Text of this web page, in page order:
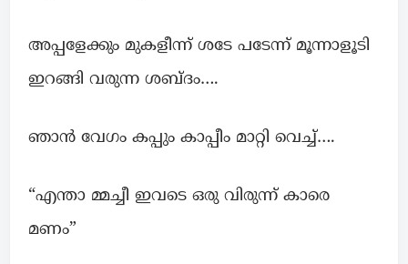
അപ്പളേക്കും മുകളീന്ന് ശടേ പടേന്ന് മൂന്നാളൂടി
ഇറങ്ങി വരുന്ന ശബ്ദം….
ഞാൻ വേഗം കപ്പും കാപ്പീം മാറ്റി വെച്ച്….
“എന്താ മ്മച്ചീ ഇവടെ ഒരു വിരുന്ന് കാരെ
മണം”